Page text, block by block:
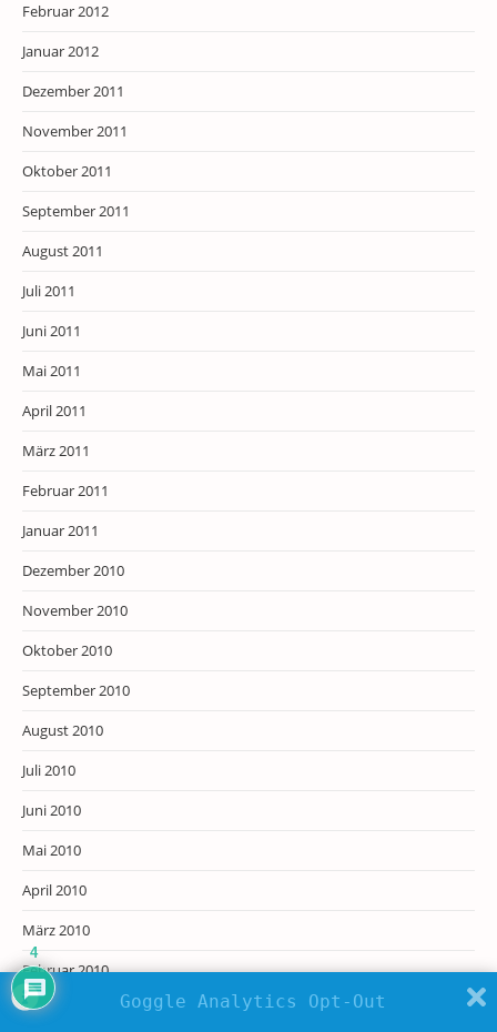
Februar 2012
Januar 2012
Dezember 2011
November 2011
Oktober 2011
September 2011
August 2011
Juli 2011
Juni 2011
Mai 2011
April 2011
März 2011
Februar 2011
Januar 2011
Dezember 2010
November 2010
Oktober 2010
September 2010
August 2010
Juli 2010
Juni 2010
Mai 2010
April 2010
März 2010
Februar 2010
Januar 2010
Goggle Analytics Opt-Out
4